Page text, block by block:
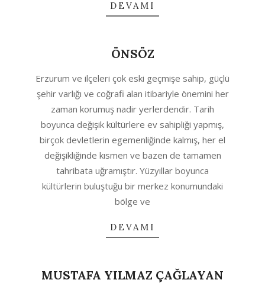
DEVAMI
ÖNSÖZ
03-
18
Erzurum ve ilçeleri çok eski geçmişe sahip, güçlü
şehir varlığı ve coğrafi alan itibariyle önemini her
zaman korumuş nadir yerlerdendir. Tarih
boyunca değişik kültürlere ev sahipliği yapmış,
birçok devletlerin egemenliğinde kalmış, her el
değişikliğinde kısmen ve bazen de tamamen
tahribata uğramıştır. Yüzyıllar boyunca
kültürlerin buluştuğu bir merkez konumundaki
bölge ve
DEVAMI
MUSTAFA YILMAZ ÇAĞLAYAN